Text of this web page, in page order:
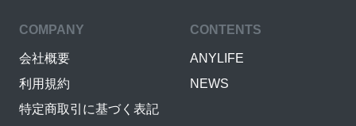
COMPANY
会社概要
利用規約
特定商取引に基づく表記
CONTENTS
ANYLIFE
NEWS